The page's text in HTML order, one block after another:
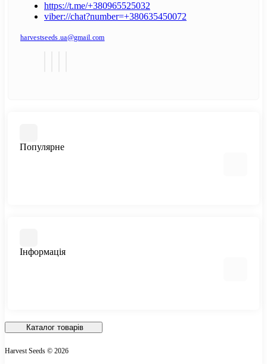
https://t.me/+380965525032
viber://chat?number=+380635450072
harvestseeds.ua@gmail.com
Популярне
Фемінізовані
Інформація
Доставка та Оплата
Каталог товарів
Harvest Seeds © 2026